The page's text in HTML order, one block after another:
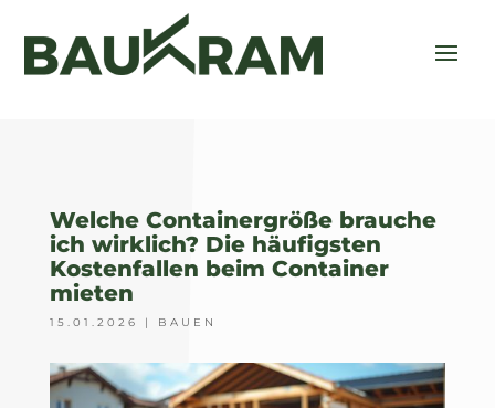
Welche Containergröße brauche
ich wirklich? Die häufigsten
Kostenfallen beim Container
mieten
15.01.2026 | BAUEN